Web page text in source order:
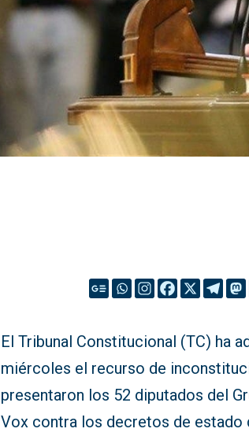
El Tribunal Constitucional (TC) ha
miércoles el recurso de
presentaron los 52 diputados del
Vox contra los decretos de estado